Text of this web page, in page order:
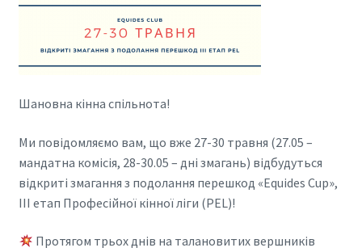
Шановна кінна спільнота!
Ми повідомляємо вам, що вже 27-30 травня (27.05 –
мандатна комісія, 28-30.05 – дні змагань) відбудуться
відкриті змагання з подолання перешкод «Equides Cup»,
ІІІ етап Професійної кінної ліги (PEL)!
Протягом трьох днів на талановитих вершників